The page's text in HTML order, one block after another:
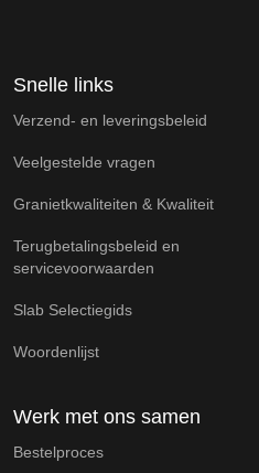
Snelle links
Verzend- en leveringsbeleid
Veelgestelde vragen
Granietkwaliteiten & Kwaliteit
Terugbetalingsbeleid en
servicevoorwaarden
Slab Selectiegids
Woordenlijst
Werk met ons samen
Bestelproces